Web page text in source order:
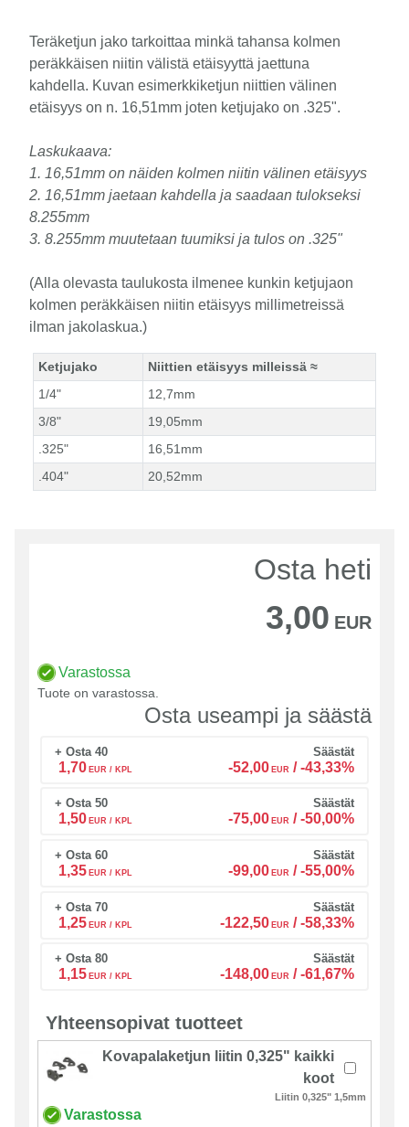
Teräketjun jako tarkoittaa minkä tahansa kolmen
peräkkäisen niitin välistä etäisyyttä jaettuna
kahdella. Kuvan esimerkkiketjun niittien välinen
etäisyys on n. 16,51mm joten ketjujako on .325".
Laskukaava:
1. 16,51mm on näiden kolmen niitin välinen etäisyys
2. 16,51mm jaetaan kahdella ja saadaan tulokseksi
8.255mm
3. 8.255mm muutetaan tuumiksi ja tulos on .325"
(Alla olevasta taulukosta ilmenee kunkin ketjujaon
kolmen peräkkäisen niitin etäisyys millimetreissä
ilman jakolaskua.)
Ketjujako Niittien etäisyys milleissä ≈
1/4"
12,7mm
3/8"
19,05mm
.325"
16,51mm
.404"
20,52mm
Osta heti
3,00 EUR
Varastossa
Tuote on varastossa.
Osta useampi ja säästä
+ Osta 40
1,70 EUR / KPL
Säästät
-52,00 EUR / -43,33%
+ Osta 50
1,50 EUR / KPL
Säästät
-75,00 EUR / -50,00%
+ Osta 60
1,35 EUR / KPL
Säästät
-99,00 EUR / -55,00%
+ Osta 70
1,25 EUR / KPL
Säästät
-122,50 EUR / -58,33%
+ Osta 80
1,15 EUR / KPL
Säästät
-148,00 EUR / -61,67%
Yhteensopivat tuotteet
Kovapalaketjun liitin 0,325" kaikki
koot
Liitin 0,325" 1,5mm
Varastossa